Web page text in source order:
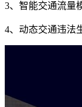
3、智能交通流量
4、动态交通违法